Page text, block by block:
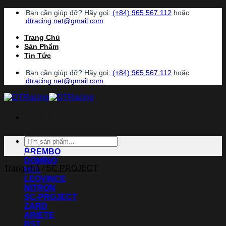
Chuyển
dung
Bạn cần giúp đỡ? Hãy gọi: (+84) 965 567 112 hoặc
dtracing.net@gmail.com
Trang Chủ
Sản Phẩm
Tin Tức
Bạn cần giúp đỡ? Hãy gọi: (+84) 965 567 112 hoặc
dtracing.net@gmail.com
ACCOSSATO
BREMBO
DOMINO
HEL
LEOVINCE
NITRON
SC-PROJECT
ZARD
ARIETE
BST
Tìm
kiếm:
Trang chủ / SC PROJECT